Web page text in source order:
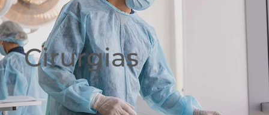
Cirurgias